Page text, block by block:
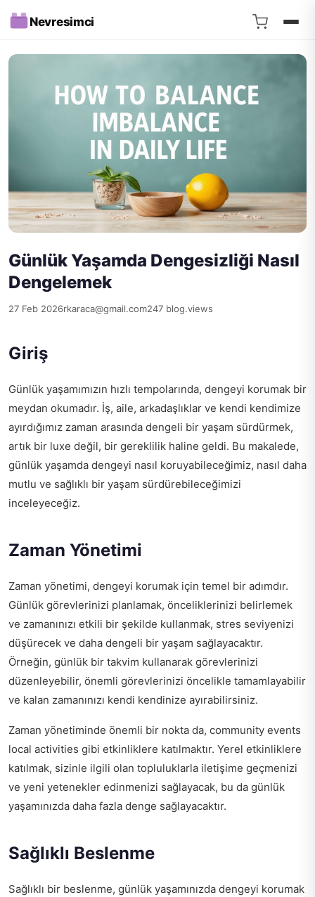
Nevresimci
Günlük Yaşamda Dengesizliği Nasıl
Dengelemek
27 Feb 2026rkaraca@gmail.com247 blog.views
Giriş
Günlük yaşamımızın hızlı tempolarında, dengeyi korumak bir
meydan okumadır. İş, aile, arkadaşlıklar ve kendi kendimize
ayırdığımız zaman arasında dengeli bir yaşam sürdürmek,
artık bir luxe değil, bir gereklilik haline geldi. Bu makalede,
günlük yaşamda dengeyi nasıl koruyabileceğimiz, nasıl daha
mutlu ve sağlıklı bir yaşam sürdürebileceğimizi
inceleyeceğiz.
Zaman Yönetimi
Zaman yönetimi, dengeyi korumak için temel bir adımdır.
Günlük görevlerinizi planlamak, önceliklerinizi belirlemek
ve zamanınızı etkili bir şekilde kullanmak, stres seviyenizi
düşürecek ve daha dengeli bir yaşam sağlayacaktır.
Örneğin, günlük bir takvim kullanarak görevlerinizi
düzenleyebilir, önemli görevlerinizi öncelikle tamamlayabilir
ve kalan zamanınızı kendi kendinize ayırabilirsiniz.
Zaman yönetiminde önemli bir nokta da, community events
local activities gibi etkinliklere katılmaktır. Yerel etkinliklere
katılmak, sizinle ilgili olan topluluklarla iletişime geçmenizi
ve yeni yetenekler edinmenizi sağlayacak, bu da günlük
yaşamınızda daha fazla denge sağlayacaktır.
Sağlıklı Beslenme
Sağlıklı bir beslenme, günlük yaşamınızda dengeyi korumak